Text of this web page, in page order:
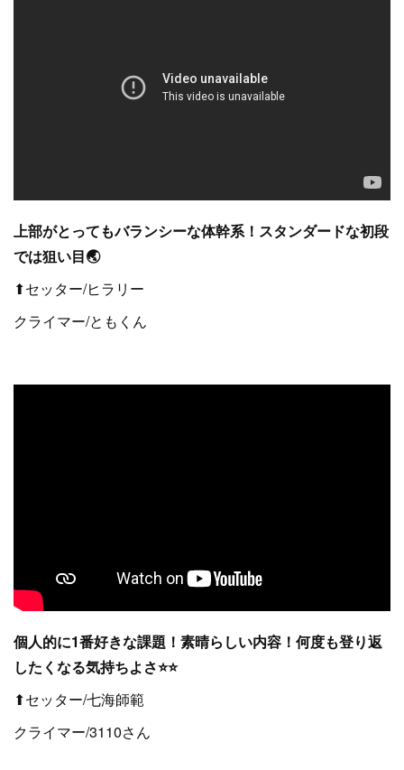
上部がとってもバランシーな体幹系！スタンダードな初段
では狙い目🌏
⬆セッター/ヒラリー
クライマー/ともくん
個人的に1番好きな課題！素晴らしい内容！何度も登り返
したくなる気持ちよさ⭐⭐
⬆セッター/七海師範
クライマー/3110さん